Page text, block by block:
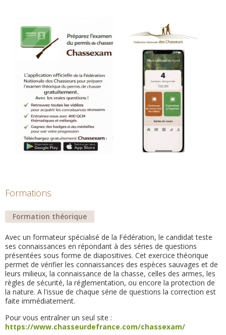
Formations
Formation théorique
Avec un formateur spécialisé de la Fédération, le candidat teste
ses connaissances en répondant à des séries de questions
présentées sous forme de diapositives. Cet exercice théorique
permet de vérifier les connaissances des espèces sauvages et de
leurs milieux, la connaissance de la chasse, celles des armes, les
règles de sécurité, la réglementation, ou encore la protection de
la nature. A l'issue de chaque série de questions la correction est
faite immédiatement.
Pour vous entraîner un seul site :
https://www.chasseurdefrance.com/chassexam/